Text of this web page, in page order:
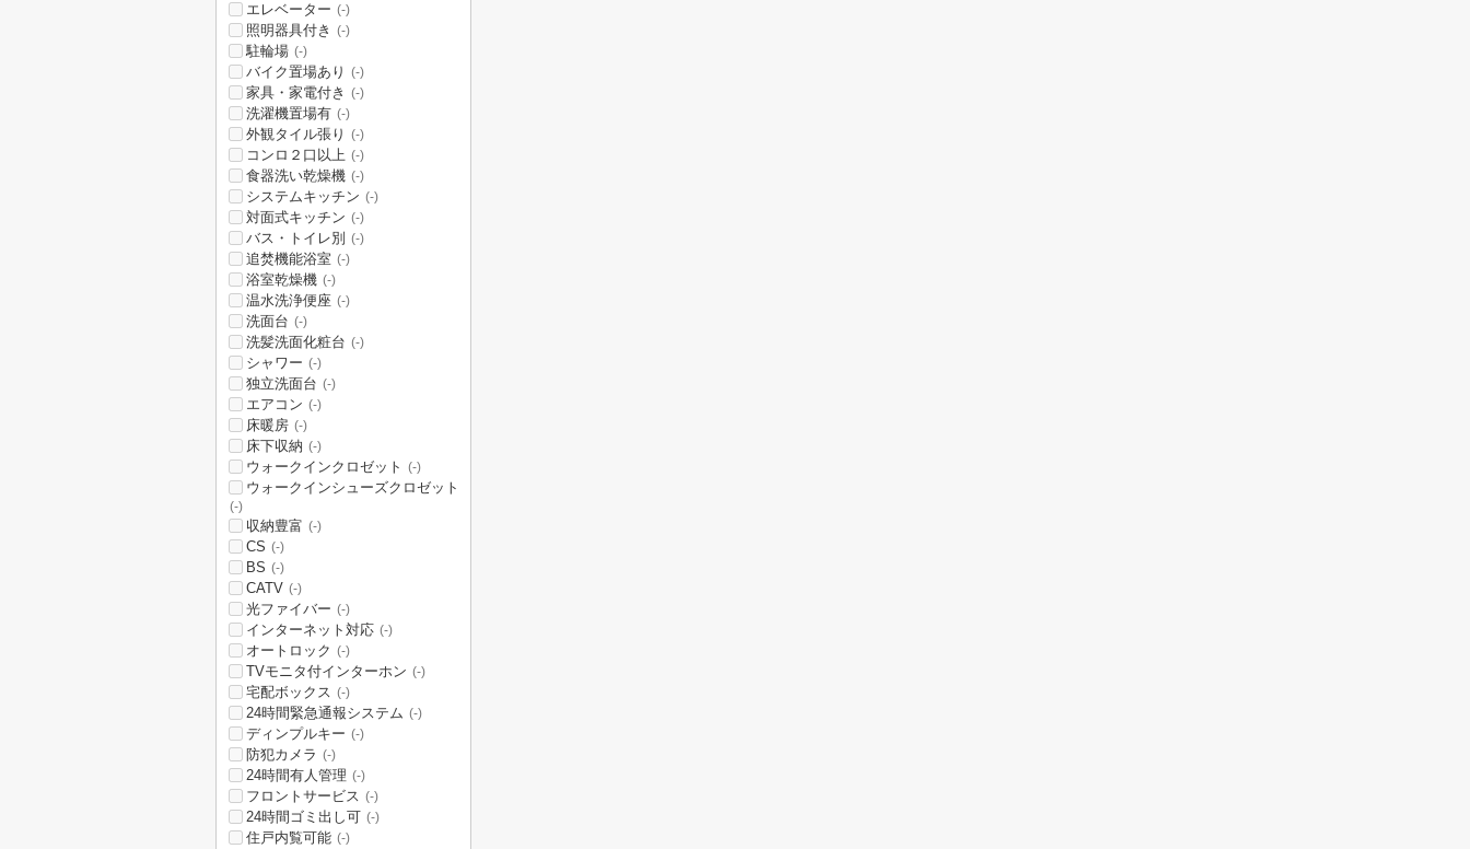
エレベーター (-)
照明器具付き (-)
駐輪場 (-)
バイク置場あり (-)
家具・家電付き (-)
洗濯機置場有 (-)
外観タイル張り (-)
コンロ２口以上 (-)
食器洗い乾燥機 (-)
システムキッチン (-)
対面式キッチン (-)
バス・トイレ別 (-)
追焚機能浴室 (-)
浴室乾燥機 (-)
温水洗浄便座 (-)
洗面台 (-)
洗髪洗面化粧台 (-)
シャワー (-)
独立洗面台 (-)
エアコン (-)
床暖房 (-)
床下収納 (-)
ウォークインクロゼット (-)
ウォークインシューズクロゼット
(-)
収納豊富 (-)
CS (-)
BS (-)
CATV (-)
光ファイバー (-)
インターネット対応 (-)
オートロック (-)
TVモニタ付インターホン (-)
宅配ボックス (-)
24時間緊急通報システム (-)
ディンプルキー (-)
防犯カメラ (-)
24時間有人管理 (-)
フロントサービス (-)
24時間ゴミ出し可 (-)
住戸内覧可能 (-)